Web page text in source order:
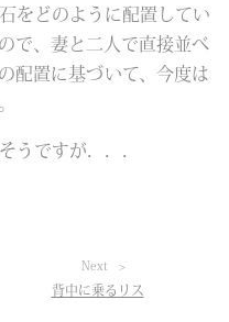
をどのように配置してい
で、妻と二人で直接並べ
配置に基づいて、今度は
うですが．．．
Next
背中に乗るリス